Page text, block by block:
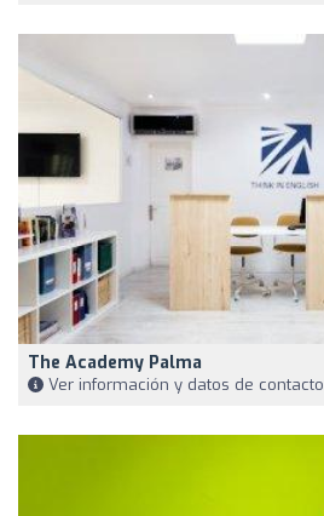
The Academy Palma
Ver información y datos de contacto